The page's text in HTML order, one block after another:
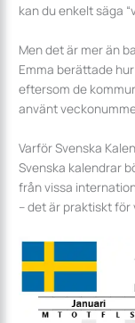
kan du enkelt säga
Men det är mer än
Emma berättade
eftersom de
använt
Varför Svenska
Svenska kalendrar
från vissa
– det är praktiskt för